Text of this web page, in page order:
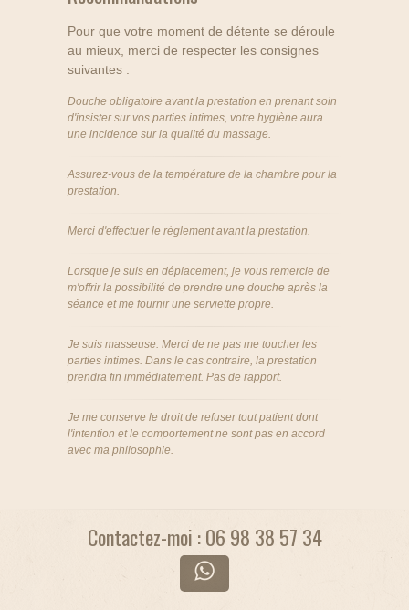
Pour que votre moment de détente se déroule
au mieux, merci de respecter les consignes
suivantes :
Douche obligatoire avant la prestation en prenant soin
d'insister sur vos parties intimes, votre hygiène aura
une incidence sur la qualité du massage.
Assurez-vous de la température de la chambre pour la
prestation.
Merci d'effectuer le règlement avant la prestation.
Lorsque je suis en déplacement, je vous remercie de
m'offrir la possibilité de prendre une douche après la
séance et me fournir une serviette propre.
Je suis masseuse. Merci de ne pas me toucher les
parties intimes. Dans le cas contraire, la prestation
prendra fin immédiatement. Pas de rapport.
Je me conserve le droit de refuser tout patient dont
l'intention et le comportement ne sont pas en accord
avec ma philosophie.
Contactez-moi : 06 98 38 57 34